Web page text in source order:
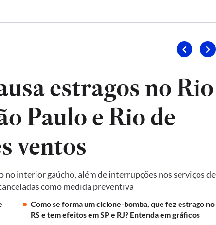
estragos no Rio
Paulo e Rio de
ventos
interior gaúcho, além de interrupções nos serviços de
como medida preventiva
Como se forma um ciclone-bomba, que fez estrago no
RS e tem efeitos em SP e RJ? Entenda em gráficos